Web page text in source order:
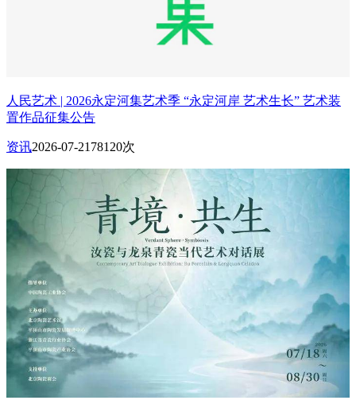
人民艺术 | 2026永定河集艺术季 “永定河岸 艺术生长” 艺术装
置作品征集公告
资讯2026-07-21 78120次